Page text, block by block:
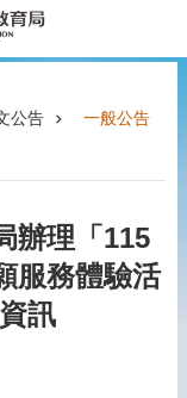
公告 一般公告
辦理「115
服務體驗活
訊